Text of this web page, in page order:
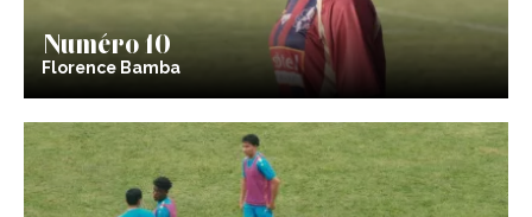
Numéro 10
Florence Bamba